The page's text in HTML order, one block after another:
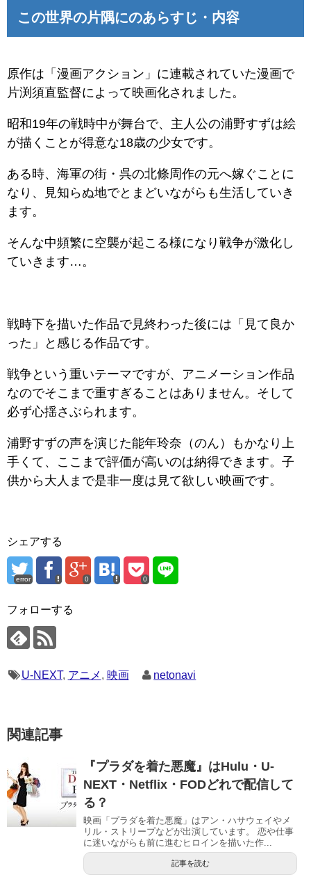
この世界の片隅にのあらすじ・内容
原作は「漫画アクション」に連載されていた漫画で
片渕須直監督によって映画化されました。
昭和19年の戦時中が舞台で、主人公の浦野すずは絵
が描くことが得意な18歳の少女です。
ある時、海軍の街・呉の北條周作の元へ嫁ぐことに
なり、見知らぬ地でとまどいながらも生活していき
ます。
そんな中頻繁に空襲が起こる様になり戦争が激化し
ていきます…。
戦時下を描いた作品で見終わった後には「見て良か
った」と感じる作品です。
戦争という重いテーマですが、アニメーション作品
なのでそこまで重すぎることはありません。そして
必ず心揺さぶられます。
浦野すずの声を演じた能年玲奈（のん）もかなり上
手くて、ここまで評価が高いのは納得できます。子
供から大人まで是非一度は見て欲しい映画です。
シェアする
error 0 0
フォローする
U-NEXT, アニメ , 映画 netonavi
関連記事
『プラダを着た悪魔』はHulu・U-
NEXT・Netflix・FODどれで配信して
る？
映画「プラダを着た悪魔」はアン・ハサウェイやメ
リル・ストリープなどが出演しています。 恋や仕事
に迷いながらも前に進むヒロインを描いた作...
記事を読む